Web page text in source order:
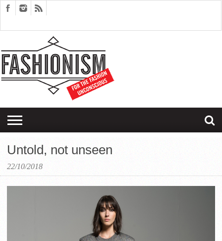
EDITORIALS
COUPLES
THERAPY
SARTORIAGRAM
Untold, not unseen
22/10/2018